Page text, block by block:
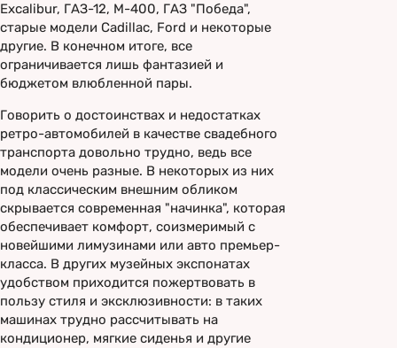
Excalibur, ГАЗ-12, М-400, ГАЗ "Победа",
старые модели Cadillac, Ford и некоторые
другие. В конечном итоге, все
ограничивается лишь фантазией и
бюджетом влюбленной пары.
Говорить о достоинствах и недостатках
ретро-автомобилей в качестве свадебного
транспорта довольно трудно, ведь все
модели очень разные. В некоторых из них
под классическим внешним обликом
скрывается современная "начинка", которая
обеспечивает комфорт, соизмеримый с
новейшими лимузинами или авто премьер-
класса. В других музейных экспонатах
удобством приходится пожертвовать в
пользу стиля и эксклюзивности: в таких
машинах трудно рассчитывать на
кондиционер, мягкие сиденья и другие